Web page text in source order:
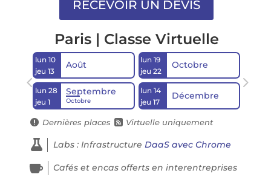
Paris | Classe Virtuelle
lun 10
jeu 13
Août
lun 28
jeu 1
Septembre
Octobre
lun 19
jeu 22
Octobre
lun 14
jeu 17
Décembre
 Dernières places  Virtuelle uniquement
 Labs : Infrastructure DaaS avec Chrome
 Cafés et encas offerts en interentreprises